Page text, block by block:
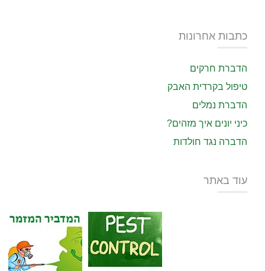
כתבות אחרונות
הדברת חרקים
טיפול בקרדית האבק
הדברת נמלים
כיני יונים איך מזהים?
הדברה נגד חולדות
עוד באתר